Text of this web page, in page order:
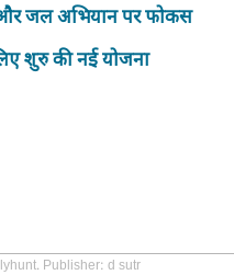
और जल अभियान पर फोकस
शुरु की नई योजना
Publisher: d sutr